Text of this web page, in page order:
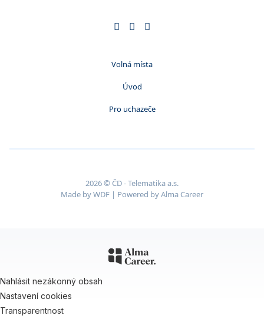
Volná místa
Úvod
Pro uchazeče
2026 © ČD - Telematika a.s.
Made byWDF | Powered byAlma Career
Nahlásit nezákonný obsah
Nastavení cookies
Transparentnost